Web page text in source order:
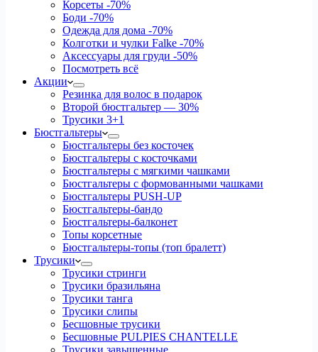
Корсеты -70%
Боди -70%
Одежда для дома -70%
Колготки и чулки Falke -70%
Аксессуары для груди -50%
Посмотреть всё
Акции
Резинка для волос в подарок
Второй бюстгальтер — 30%
Трусики 3+1
Бюстгальтеры
Бюстгальтеры без косточек
Бюстгальтеры с косточками
Бюстгальтеры с мягкими чашками
Бюстгальтеры с формованными чашками
Бюстгальтеры PUSH-UP
Бюстгальтеры-бандо
Бюстгальтеры-балконет
Топы корсетные
Бюстгальтеры-топы (топ бралетт)
Трусики
Трусики стринги
Трусики бразильяна
Трусики танга
Трусики слипы
Бесшовные трусики
Бесшовные PULPIES CHANTELLE
Трусики завышенные